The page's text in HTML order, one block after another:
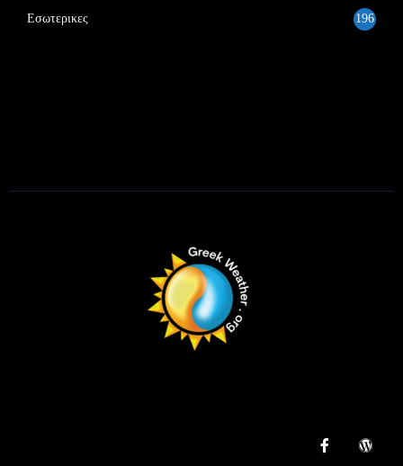
Εσωτερικες 196